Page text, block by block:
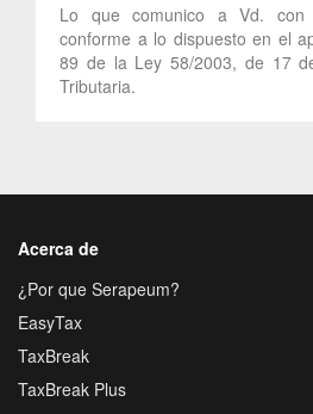
Lo que comunico a Vd. con
conforme a lo dispuesto en el
89 de la Ley 58/2003, de 17
Tributaria.
Acerca de
¿Por que Serapeum?
EasyTax
TaxBreak
TaxBreak Plus